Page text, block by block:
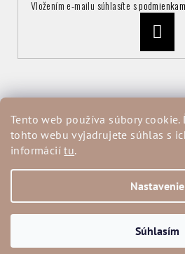
Tento web používa súbory cookie.
tohto webu vyjadrujete súhlas s
informáciítu.
Nastavenie
Súhlasím
Vložením e-mailu súhlasíte s
Vrátenie a reklamácia tovaru
Obchodné podmienky
Podmienky ochrany
Copyright 2026ALLORA.